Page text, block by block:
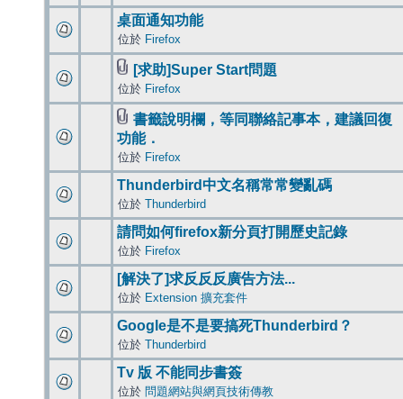
桌面通知功能
位於 Firefox
[求助]Super Start問題
位於 Firefox
書籤說明欄，等同聯絡記事本，建議回復
功能．
位於 Firefox
Thunderbird中文名稱常常變亂碼
位於 Thunderbird
請問如何firefox新分頁打開歷史記錄
位於 Firefox
[解決了]求反反反廣告方法...
位於 Extension 擴充套件
Google是不是要搞死Thunderbird？
位於 Thunderbird
Tv 版 不能同步書簽
位於 問題網站與網頁技術傳教